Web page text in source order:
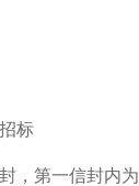
标
，第一信封内为